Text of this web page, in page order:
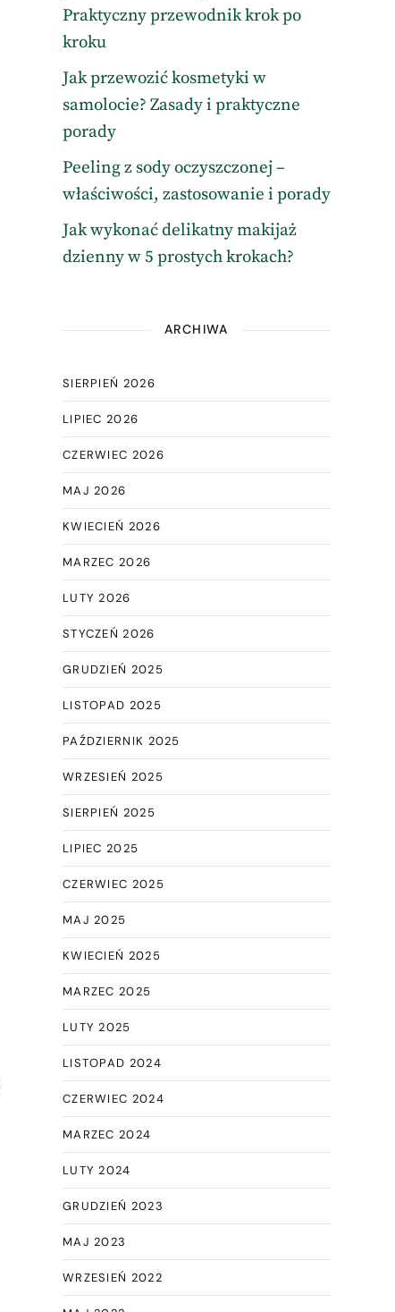
Praktyczny przewodnik krok po
kroku
Jak przewozić kosmetyki w
samolocie? Zasady i praktyczne
porady
Peeling z sody oczyszczonej –
właściwości, zastosowanie i porady
Jak wykonać delikatny makijaż
dzienny w 5 prostych krokach?
ARCHIWA
SIERPIEŃ 2026
LIPIEC 2026
CZERWIEC 2026
MAJ 2026
KWIECIEŃ 2026
MARZEC 2026
LUTY 2026
STYCZEŃ 2026
GRUDZIEŃ 2025
LISTOPAD 2025
PAŹDZIERNIK 2025
WRZESIEŃ 2025
SIERPIEŃ 2025
LIPIEC 2025
CZERWIEC 2025
MAJ 2025
KWIECIEŃ 2025
MARZEC 2025
LUTY 2025
LISTOPAD 2024
CZERWIEC 2024
MARZEC 2024
LUTY 2024
GRUDZIEŃ 2023
MAJ 2023
WRZESIEŃ 2022